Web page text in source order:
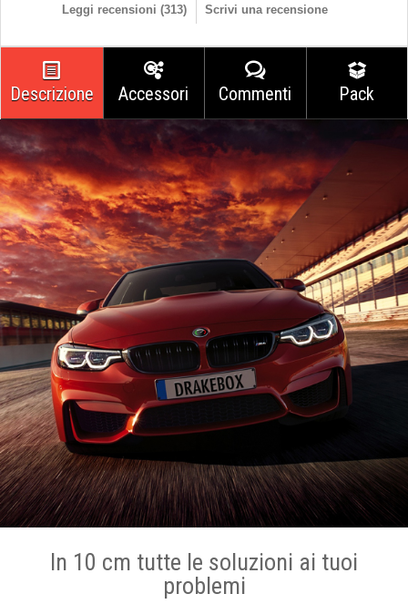
Leggi recensioni (313) Scrivi una recensione
Descrizione Accessori Commenti Pack
In 10 cm tutte le soluzioni ai tuoi
problemi